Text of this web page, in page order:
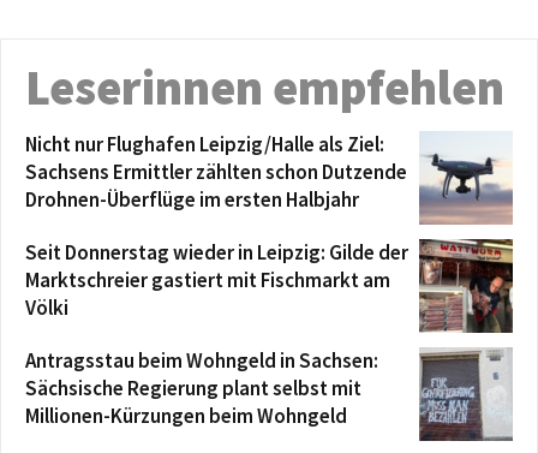
Leserinnen empfehlen
Nicht nur Flughafen Leipzig/Halle als Ziel:
Sachsens Ermittler zählten schon Dutzende
Drohnen-Überflüge im ersten Halbjahr
Seit Donnerstag wieder in Leipzig: Gilde der
Marktschreier gastiert mit Fischmarkt am
Völki
Antragsstau beim Wohngeld in Sachsen:
Sächsische Regierung plant selbst mit
Millionen-Kürzungen beim Wohngeld